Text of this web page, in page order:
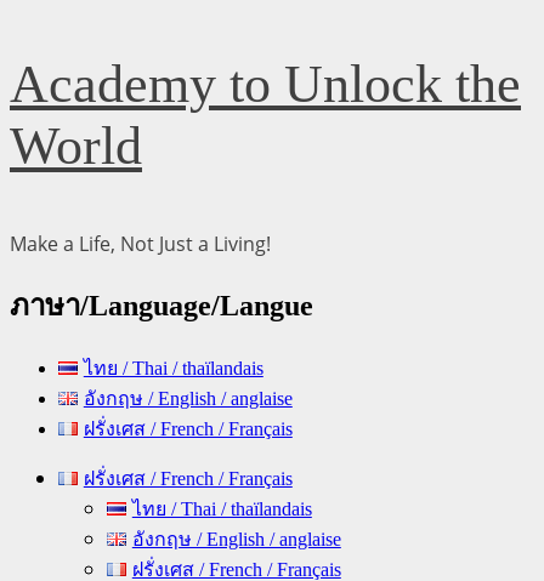
Skip
to
content
Academy to Unlock the
World
Make a Life, Not Just a Living!
ภาษา/Language/Langue
ไทย / Thai / thaïlandais
อังกฤษ / English / anglaise
ฝรั่งเศส / French / Français
Primary ฝรั่งเศส / French / Français
ไทย / Thai / thaïlandais
อังกฤษ / English / anglaise
ฝรั่งเศส / French / Français